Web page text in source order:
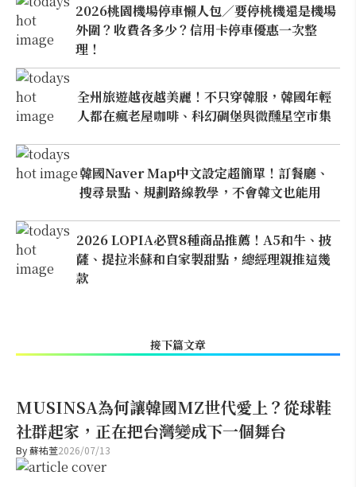
2026桃園機場停車懶人包／要停桃機還是機場
外圍？收費各多少？信用卡停車優惠一次整
理！
全州旅遊越夜越美麗！不只穿韓服，韓國年輕
人都在瘋老屋咖啡、科幻碉堡與微醺星空市集
韓國Naver Map中文設定超簡單！訂餐廳、
搜尋景點、規劃路線教學，不會韓文也能用
2026 LOPIA必買8種商品推薦！A5和牛、披
薩、提拉米蘇和自家製甜點，總經理親推這幾
款
接下篇文章
MUSINSA為何讓韓國MZ世代愛上？從球鞋
社群起家，正在把台灣變成下一個舞台
By蘇祐萱2026/07/13